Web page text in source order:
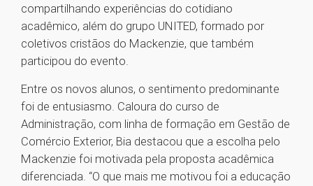
compartilhando experiências do cotidiano
acadêmico, além do grupo UNITED, formado por
coletivos cristãos do Mackenzie, que também
participou do evento.
Entre os novos alunos, o sentimento predominante
foi de entusiasmo. Caloura do curso de
Administração, com linha de formação em Gestão de
Comércio Exterior, Bia destacou que a escolha pelo
Mackenzie foi motivada pela proposta acadêmica
diferenciada. “O que mais me motivou foi a educação